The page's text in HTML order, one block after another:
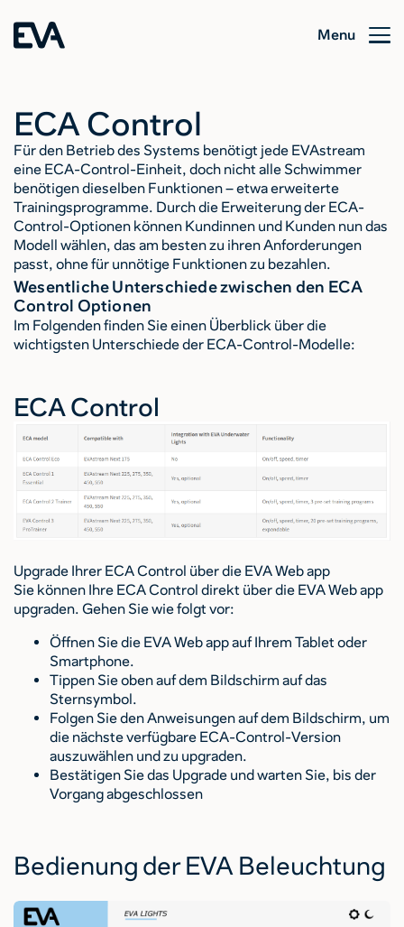
Menu
ECA Control
Für den Betrieb des Systems benötigt jede EVAstream
eine ECA-Control-Einheit, doch nicht alle Schwimmer
benötigen dieselben Funktionen – etwa erweiterte
Trainingsprogramme. Durch die Erweiterung der ECA-
Control-Optionen können Kundinnen und Kunden nun das
Modell wählen, das am besten zu ihren Anforderungen
passt, ohne für unnötige Funktionen zu bezahlen.
Wesentliche Unterschiede zwischen den ECA
Control Optionen
Im Folgenden finden Sie einen Überblick über die
wichtigsten Unterschiede der ECA-Control-Modelle:
ECA Control
Upgrade Ihrer ECA Control über die EVA Web app
Sie können Ihre ECA Control direkt über die EVA Web app
upgraden. Gehen Sie wie folgt vor:
Öffnen Sie die EVA Web app auf Ihrem Tablet oder
Smartphone.
Tippen Sie oben auf dem Bildschirm auf das
Sternsymbol.
Folgen Sie den Anweisungen auf dem Bildschirm, um
die nächste verfügbare ECA-Control-Version
auszuwählen und zu upgraden.
Bestätigen Sie das Upgrade und warten Sie, bis der
Vorgang abgeschlossen
Bedienung der EVA Beleuchtung